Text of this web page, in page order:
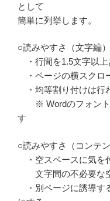
として
簡単に列挙します。
○読みやすさ（文字編）
・行間を1.5文字以上
・ページの横スクロ
・均等割り付けは行
※ Wordのフォント
す
○読みやすさ（コンテン
・空スペースに気を
文字間の不必要な
・別ページに誘導す